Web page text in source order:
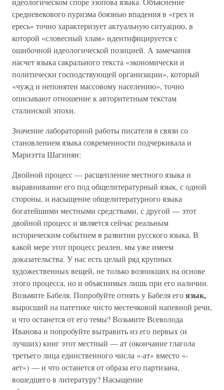
средневекового пуризма боязнью впадения в «грех и
ересь» точно характеризует актуальную ситуацию, в
которой «словесный хлам» идентифицируется с
ошибочной идеологической позицией. А замечания
насчет языка сакрального текста «экономически и
политически господствующей организации», который
«чужд и непонятен массовому населению», точно
описывают отношение к авторитетным текстам
сталинской эпохи.
Значение лабораторной работы писателя в связи со
становлением языка современности подчеркивала и
Мариэтта Шагинян:
Двойной процесс — расщепление местного языка и
выравнивание его под общелитературный язык, с одной
стороны, и насыщение общелитературного языка
богатейшими местными средствами, с другой — этот
двойной процесс и является сейчас реальным
историческим событием в развитии русского языка. В
какой мере этот процесс реален, мы уже имеем
доказательства. У нас есть целый ряд крупных
художественных вещей, не только возникших на основе
этого процесса, но и объяснимых лишь при его наличии.
Возьмите Бабеля. Попробуйте отнять у Бабеля егоязык,
выросший на патетике чисто местечковой напевной речи,
и что останется от его темы? Возьмите Всеволода
Иванова и попробуйте вытравить из его первых (и
лучших) книг этот местный — ат (окончание глагола
третьего лица единственного числа «-ат» вместо «-
ает») — и что останется от образа его партизана,
вошедшего в литературу? Насыщение